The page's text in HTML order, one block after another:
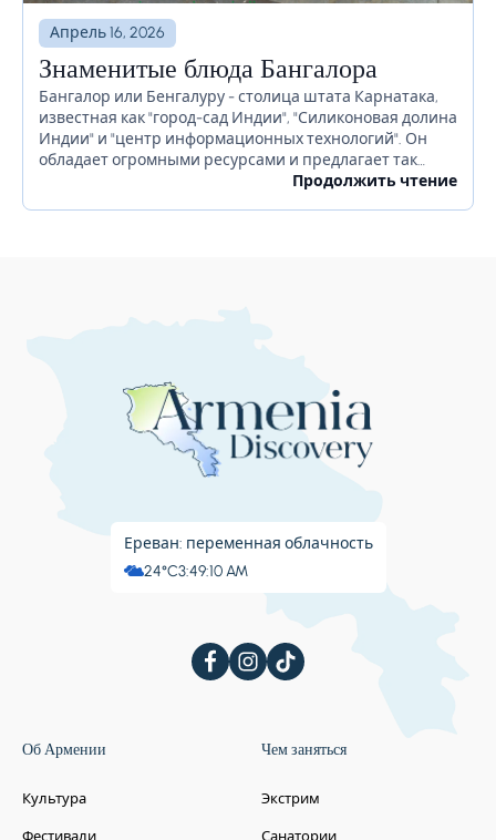
Апрель 16, 2026
Знаменитые блюда Бангалора
Бангалор или Бенгалуру - столица штата Карнатака,
известная как "город-сад Индии", "Силиконовая долина
Индии" и "центр информационных технологий". Он
обладает огромными ресурсами и предлагает так
много для своих жителей. Бангалор славится
Продолжить чтение
Ереван: переменная облачность
24°C3:49:11 AM
Об Армении
Культура
Фестивали
Чем заняться
Экстрим
Санатории